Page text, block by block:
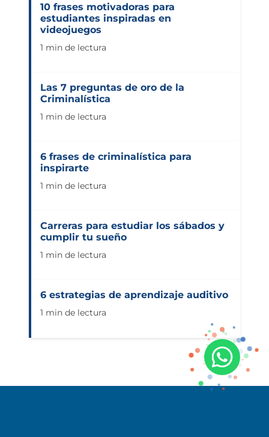
10 frases motivadoras para
estudiantes inspiradas en
videojuegos
1 min de lectura
Las 7 preguntas de oro de la
Criminalística
1 min de lectura
6 frases de criminalística para
inspirarte
1 min de lectura
Carreras para estudiar los sábados y
cumplir tu sueño
1 min de lectura
6 estrategias de aprendizaje auditivo
1 min de lectura